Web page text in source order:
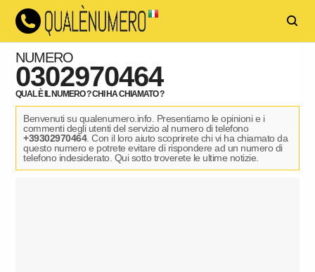
NUMERO
0302970464
QUAL È IL NUMERO ? CHI HA CHIAMATO ?
Benvenuti su qualenumero.info. Presentiamo le opinioni e i
commenti degli utenti del servizio al numero di telefono
+39302970464. Con il loro aiuto scoprirete chi vi ha chiamato da
questo numero e potrete evitare di rispondere ad un numero di
telefono indesiderato. Qui sotto troverete le ultime notizie.